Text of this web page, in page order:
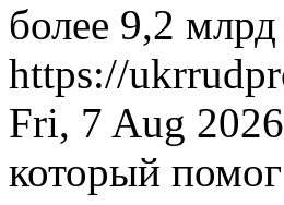
более 9,2
https://
Fri, 7 Aug
который